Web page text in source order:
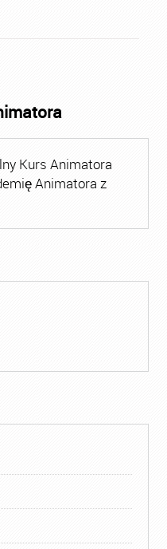
Kurs Animatora
Animatora z